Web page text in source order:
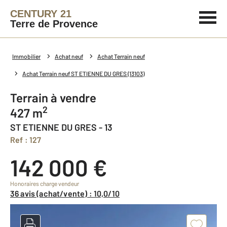
CENTURY 21
Terre de Provence
Immobilier Achat neuf Achat Terrain neuf
Achat Terrain neuf ST ETIENNE DU GRES (13103)
Terrain à vendre
427 m2
ST ETIENNE DU GRES - 13
Ref : 127
142 000 €
Honoraires charge vendeur
36 avis (achat/vente) : 10,0/10